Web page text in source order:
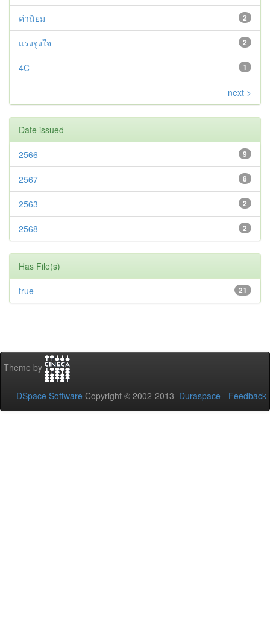
2
ค่านิยม
2
แรงจูงใจ
1
4C
next >
Date issued
9
2566
8
2567
2
2563
2
2568
Has File(s)
21
true
Theme by
DSpace Software Copyright © 2002-2013 Duraspace - Feedback